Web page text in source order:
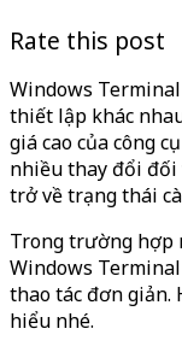
Rate this post
Windows
thiết lập khác
giá cao của công
nhiều thay đổi đối
trở về trạng thái
Trong trường hợp
Windows
thao tác đơn giản.
hiểu nhé.